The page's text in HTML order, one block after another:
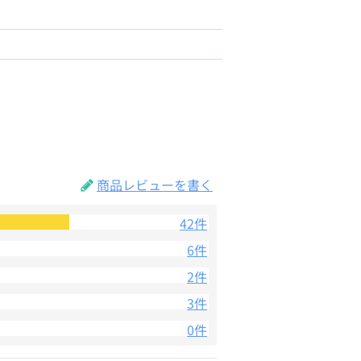
商品レビューを書く
42件
6件
2件
3件
0件